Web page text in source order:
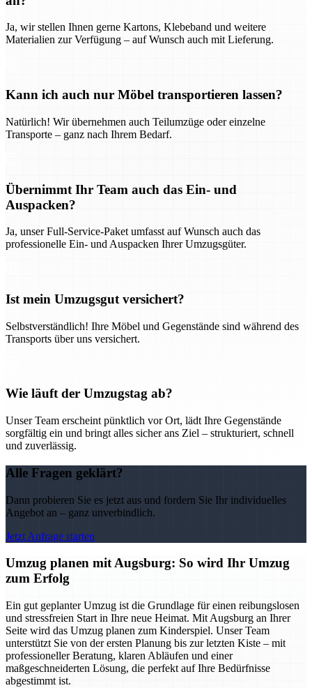
Ja, wir stellen Ihnen gerne Kartons, Klebeband und weitere
Materialien zur Verfügung – auf Wunsch auch mit Lieferung.
Kann ich auch nur Möbel transportieren lassen?
Natürlich! Wir übernehmen auch Teilumzüge oder einzelne
Transporte – ganz nach Ihrem Bedarf.
Übernimmt Ihr Team auch das Ein- und
Auspacken?
Ja, unser Full-Service-Paket umfasst auf Wunsch auch das
professionelle Ein- und Auspacken Ihrer Umzugsgüter.
Ist mein Umzugsgut versichert?
Selbstverständlich! Ihre Möbel und Gegenstände sind während des
Transports über uns versichert.
Wie läuft der Umzugstag ab?
Unser Team erscheint pünktlich vor Ort, lädt Ihre Gegenstände
sorgfältig ein und bringt alles sicher ans Ziel – strukturiert, schnell
und zuverlässig.
Alle Fragen geklärt?
Dann probieren Sie es jetzt aus und fordern Sie Ihr individuelles
Angebot an – ganz unverbindlich.
Jetzt Anfrage starten
Umzug planen mit Augsburg: So wird Ihr Umzug
zum Erfolg
Ein gut geplanter Umzug ist die Grundlage für einen reibungslosen
und stressfreien Start in Ihre neue Heimat. Mit Augsburg an Ihrer
Seite wird das Umzug planen zum Kinderspiel. Unser Team
unterstützt Sie von der ersten Planung bis zur letzten Kiste – mit
professioneller Beratung, klaren Abläufen und einer
maßgeschneiderten Lösung, die perfekt auf Ihre Bedürfnisse
abgestimmt ist.